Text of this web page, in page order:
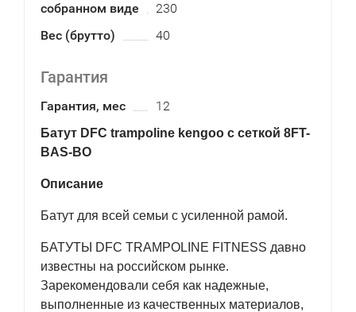
собранном виде
230
Вес (брутто)
40
Гарантия
Гарантия, мес 12
Батут DFC trampoline kengoo с сеткой 8FT-
BAS-BO
Описание
Батут для всей семьи с усиленной рамой.
БАТУТЫ DFC TRAMPOLINE FITNESS давно
известны на российском рынке.
Зарекомендовали себя как надежные,
выполненные из качественных материалов,